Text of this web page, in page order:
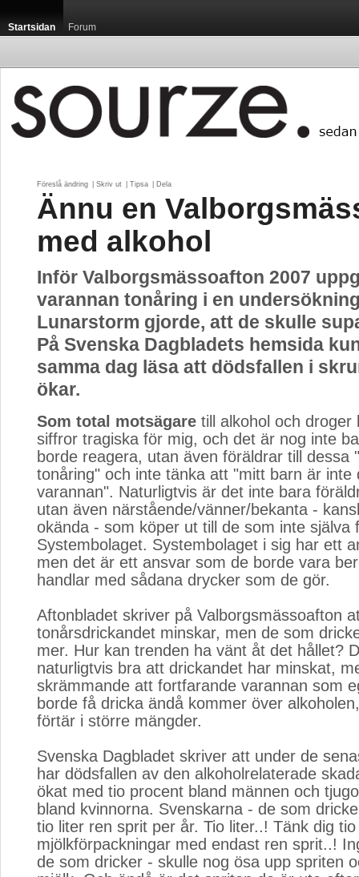
Startsidan Forum
Föreslå ändring Skriv ut Tipsa Dela
Ännu en
med alkohol
Inför Valborgsmässoafton 2007
varannan tonåring i en
Lunarstorm gjorde, att de skulle
På Svenska Dagbladets hemsida
samma dag läsa att dödsfallen i
ökar.
Som total motsägare till alkohol och droger
siffror tragiska för mig, och det är nog inte
borde reagera, utan även föräldrar till dessa
tonåring" och inte tänka att "mitt barn är inte
varannan". Naturligtvis är det inte bara
utan även närstående/vänner/bekanta -
okända - som köper ut till de som inte själva
Systembolaget. Systembolaget i sig har ett
men det är ett ansvar som de borde vara
handlar med sådana drycker som de gör.
Aftonbladet skriver på Valborgsmässoafton
tonårsdrickandet minskar, men de som
mer. Hur kan trenden ha vänt åt det hållet?
naturligtvis bra att drickandet har minskat,
skrämmande att fortfarande varannan som
borde få dricka ändå kommer över
förtär i större mängder.
Svenska Dagbladet skriver att under de
har dödsfallen av den alkoholrelaterade
ökat med tio procent bland männen och
bland kvinnorna. Svenskarna - de som
tio liter ren sprit per år. Tio liter..! Tänk dig tio
mjölkförpackningar med endast ren sprit..!
de som dricker - skulle nog ösa upp spriten